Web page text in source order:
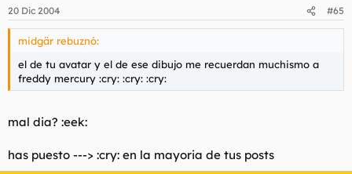
20 Dic 2004 #65
midgär rebuznó:
el de tu avatar y el de ese dibujo me recuerdan muchismo a
freddy mercury :cry: :cry: :cry:
mal dia? :eek:
has puesto ---> :cry: en la mayoria de tus posts